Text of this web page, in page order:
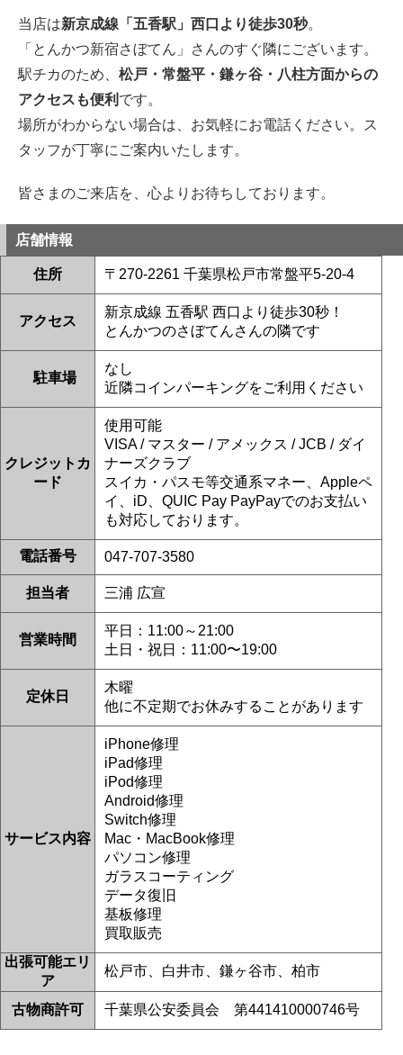
た！ありがとうございました！
2026/06/30
松戸市よりお越しのお客様のiPhone14Proの液晶交換をさせて頂きました！
2026/06/30
松戸市よりお越しのお客様のiPhone12の基板修理をさせて頂きました！あ
りがとうございました！
2026/06/29
グをさせて頂きました！ありがとうございました！
松戸市よりお越しのお客様のiPhone14のバッテリー交換をさせて頂きまし
た！ありがとうございました！
白井市よりお越しのお客様のiPhone11の基板修理をさせて頂きました！あ
りがとうございました！
鎌ヶ谷市よりお越しのお客様のSwitchの液晶交換をさせて頂きました！あ
りがとうございました！
松戸市よりお越しのお客様のiPhoneSE3のガラス交換をさせて頂きまし
た！ありがとうございました！
2026/06/27
松戸市よりお越しのお客様のiPhone12のバッテリー交換をさせて頂きまし
た！ありがとうございました！
がとうございました！
松戸市よりお越しのお客様のiPhone13Proのナノナインガラスコーティング
をさせて頂きました！ありがとうございました！
2026/06/26
松戸市よりお越しのお客様のiPhone14ProMaxの基板修理をさせて頂きまし
た！ありがとうございました！
2026/06/25
松戸市よりお越しのお客様のSwitchのバッテリー交換をさせて頂きまし
た！ありがとうございました！
2026/06/25
松戸市よりお越しのお客様のiPhone13ProMaxの液晶交換をさせて頂きまし
た！ありがとうございました！
2026/06/25
松戸市よりお越しのお客様のiPhone14Proの液晶交換をさせて頂きました！
ありがとうございました！
流山市よりお越しのお客様のiPhone14の液晶交換をさせて頂きました！あ
りがとうございました！
柏市よりお越しのお客様のiPhone12の基板修理をさせて頂きました！あり
がとうございました！
松戸市よりお越しのお客様のiPhone14のガラス交換をさせて頂きました！
ありがとうございました！
松戸市よりお越しのお客様のiPhoneSE3の液晶交換をさせて頂きました！
ありがとうございました！
松戸市よりお越しのお客様のiPhone14Proの液晶交換をさせて頂きました！
ありがとうございました！
松戸市よりお越しのお客様のiPhone11のナノナインガラスコーティングを
させて頂きました！ありがとうございました！
2026/06/22
松戸市よりお越しのお客様のiPhone14のガラス交換をさせて頂きました！
ありがとうございました！
2026/06/22
鎌ヶ谷市よりお越しのお客様のiPhoneXsの液晶交換をさせて頂きました！
ありがとうございました！
当店は新京成線「五香駅」西口より徒歩30秒。
「とんかつ新宿さぼてん」さんのすぐ隣にございます。
駅チカのため、 松戸・常盤平・鎌ヶ谷・八柱方面からの
アクセスも便利 です。
場所がわからない場合は、お気軽にお電話ください。ス
タッフが丁寧にご案内いたします。
皆さまのご来店を、心よりお待ちしております。
店舗情報
住所 〒270-2261 千葉県松戸市常盤平5-20-4
アクセス
新京成線 五香駅 西口より徒歩30秒！
とんかつのさぼてんさんの隣です
駐車場
なし
近隣コインパーキングをご利用ください
クレジットカ
ード
使用可能
VISA / マスター / アメックス / JCB / ダイ
ナーズクラブ
スイカ・パスモ等交通系マネー、Appleペ
イ、iD、QUIC Pay PayPayでのお支払い
も対応しております。
電話番号 047-707-3580
担当者 三浦 広宣
営業時間
平日：11:00～21:00
土日・祝日：11:00〜19:00
定休日
木曜
他に不定期でお休みすることがあります
サービス内容
iPhone修理
iPad修理
iPod修理
Android修理
Switch修理
Mac・MacBook修理
パソコン修理
ガラスコーティング
データ復旧
基板修理
買取販売
出張可能エリ
ア
松戸市、白井市、鎌ヶ谷市、柏市
古物商許可 千葉県公安委員会 第441410000746号